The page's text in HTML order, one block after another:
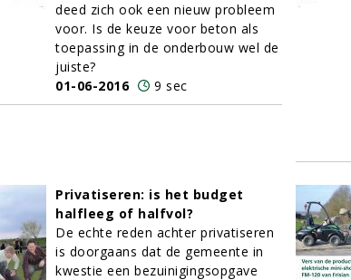
deed zich ook een nieuw probleem
voor. Is de keuze voor beton als
toepassing in de onderbouw wel de
juiste?
01-06-2016
9 sec
Privatiseren: is het budget
halfleeg of halfvol?
De echte reden achter privatiseren
is doorgaans dat de gemeente in
kwestie een bezuinigingsopgave